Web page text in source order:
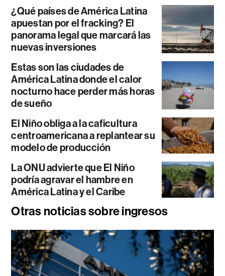
¿Qué países de América Latina
apuestan por el fracking? El
panorama legal que marcará las
nuevas inversiones
Estas son las ciudades de
América Latina donde el calor
nocturno hace perder más horas
de sueño
El Niño obliga a la caficultura
centroamericana a replantear su
modelo de producción
La ONU advierte que El Niño
podría agravar el hambre en
América Latina y el Caribe
Otras noticias sobre ingresos